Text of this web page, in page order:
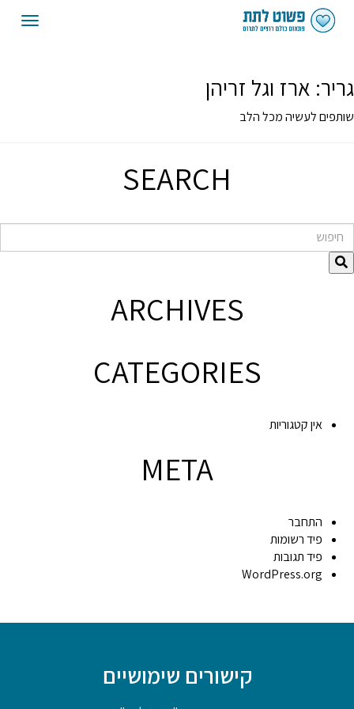
גריר: ארז וגל זריהן
שותפים לעשיה מכל הלב
SEARCH
חיפוש
ARCHIVES
CATEGORIES
אין קטגוריות
META
התחבר
פיד רשומות
פיד תגובות
WordPress.org
קישורים שימושיים